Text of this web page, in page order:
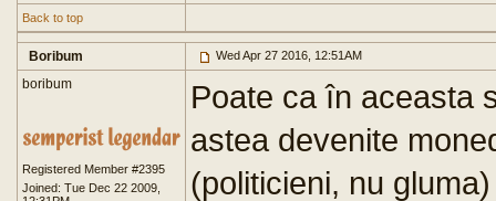
Back to top
Boribum Wed Apr 27 2016, 12:51AM
boribum
Registered Member #2395
Joined: Tue Dec 22 2009,
Poate ca în aceasta
astea devenite
(politicieni, nu